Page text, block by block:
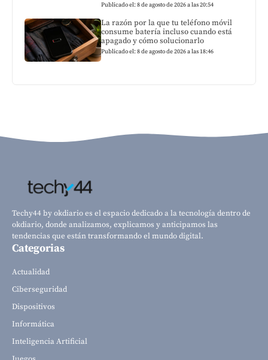
Publicado el: 8 de agosto de 2026 a las 20:54
La razón por la que tu teléfono móvil
consume batería incluso cuando está
apagado y cómo solucionarlo
Publicado el: 8 de agosto de 2026 a las 18:46
Techy44 by okdiario es el espacio dedicado a la tecnología dentro de
okdiario, donde analizamos, explicamos y anticipamos las
tendencias que están transformando el mundo digital.
Categorias
Actualidad
Ciberseguridad
Dispositivos
Informática
Inteligencia Artificial